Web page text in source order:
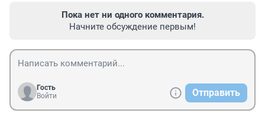
Пока нет ни одного комментария.
Начните обсуждение первым!
Гость
Войти
Отправить